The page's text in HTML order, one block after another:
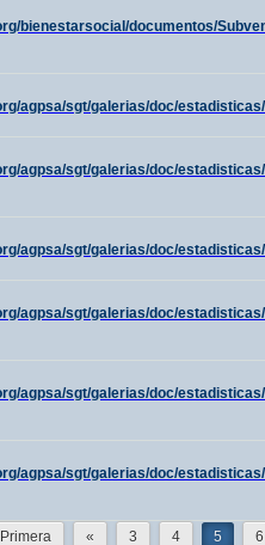
bienestarsocial/documentos/
agpsa/sgt/galerias/doc/
agpsa/sgt/galerias/doc/
agpsa/sgt/galerias/doc/
agpsa/sgt/galerias/doc/
agpsa/sgt/galerias/doc/
agpsa/sgt/galerias/doc/
Primera « 3 4 5 6